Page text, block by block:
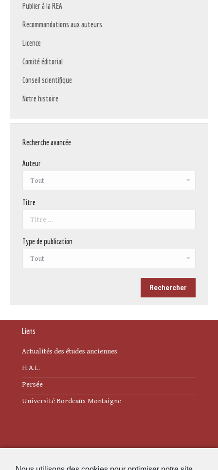
Publier à la REA
Recommandations aux auteurs
Licence
Comité éditorial
Conseil scientifique
Notre histoire
Recherche avancée
Auteur
Titre
Type de publication
Liens
Actualités des études anciennes
H.A.L.
Persée
Université Bordeaux Montaigne